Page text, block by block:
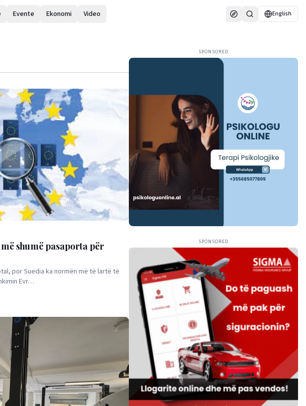
Evente Ekonomi Video English
shumë pasaporta për
por Suedia ka normën më të lartë të
Evr…
SPONSORED
SPONSORED